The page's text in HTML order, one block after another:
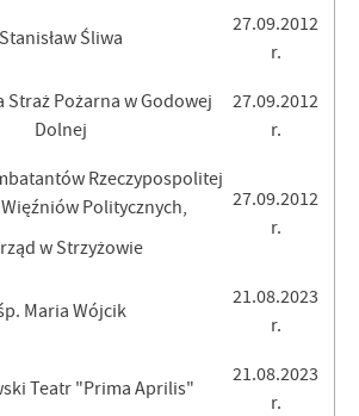
Stanisław Śliwa
27.09.2012
r.
Straż Pożarna w Godowej
Dolnej
27.09.2012
r.
Rzeczypospolitej
Więźniów Politycznych,
w Strzyżowie
27.09.2012
r.
Maria Wójcik
21.08.2023
r.
Teatr "Prima Aprilis"
21.08.2023
r.